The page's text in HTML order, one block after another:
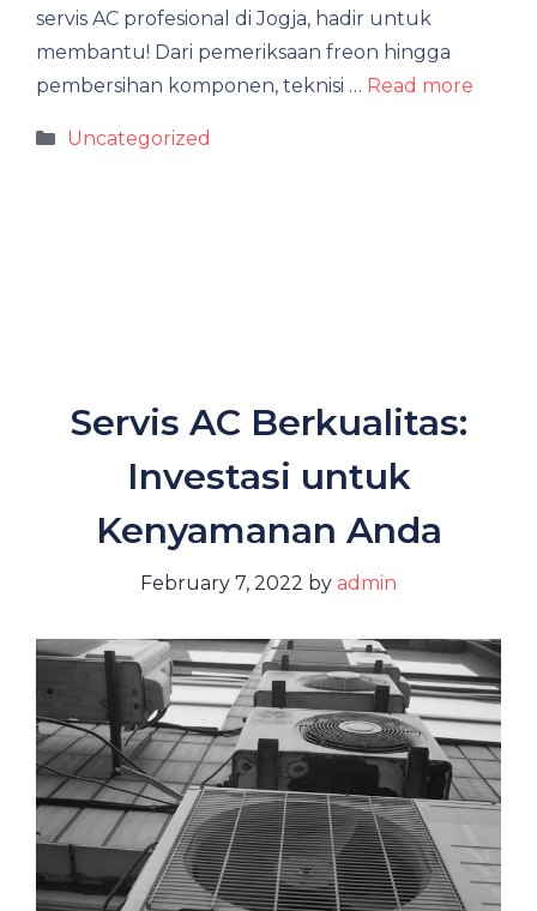
servis AC profesional di Jogja, hadir untuk
membantu! Dari pemeriksaan freon hingga
pembersihan komponen, teknisi … Read more
Categories
Uncategorized
Servis AC Berkualitas:
Investasi untuk
Kenyamanan Anda
February 7, 2022 by admin